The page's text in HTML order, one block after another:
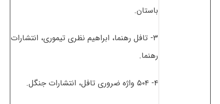
باستان.
۳- تافل رهنما، ابراهیم نظری تیموری، انتشارات
رهنما.
۴- ۵۰۴ واژه ضروری تافل، انتشارات جنگل.